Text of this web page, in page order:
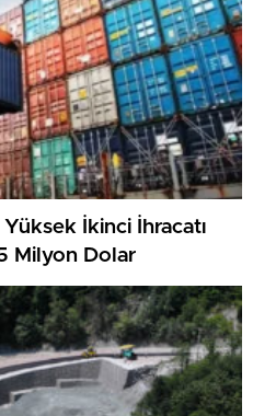
Yüksek İkinci İhracatı
Milyon Dolar